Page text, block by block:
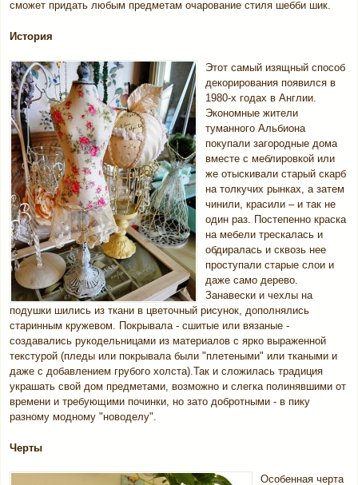
сможет придать любым предметам очарование стиля шебби шик.
История
Этот самый изящный способ
декорирования появился в
1980-х годах в Англии.
Экономные жители
туманного Альбиона
покупали загородные дома
вместе с меблировкой или
же отыскивали старый скарб
на толкучих рынках, а затем
чинили, красили – и так не
один раз. Постепенно краска
на мебели трескалась и
обдиралась и сквозь нее
проступали старые слои и
даже само дерево.
Занавески и чехлы на
подушки шились из ткани в цветочный рисунок, дополнялись
старинным кружевом. Покрывала - сшитые или вязаные -
создавались рукодельницами из материалов с ярко выраженной
текстурой (пледы или покрывала были "плетеными" или ткаными и
даже с добавлением грубого холста).Так и сложилась традиция
украшать свой дом предметами, возможно и слегка полинявшими от
времени и требующими починки, но зато добротными - в пику
разному модному "новоделу".
Черты
Особенная черта